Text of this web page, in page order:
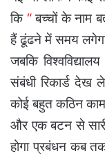
कि “बच्चों के नाम
हैं ढूंढने में समय
जबकि
संबंधी रिकार्ड देख
कोई बहुत कठिन
और एक बटन से
होगा प्रबंधन कब